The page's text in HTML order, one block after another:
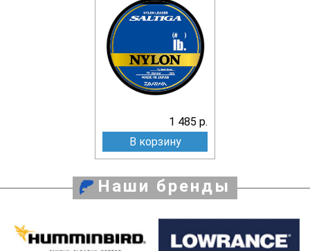
1 485 р.
В корзину
Наши бренды